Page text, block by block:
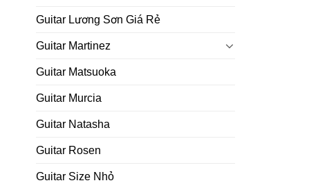
Guitar Lương Sơn Giá Rẻ
Guitar Martinez
Guitar Matsuoka
Guitar Murcia
Guitar Natasha
Guitar Rosen
Guitar Size Nhỏ